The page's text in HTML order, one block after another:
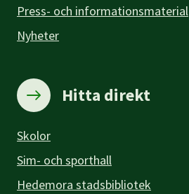
Press- och informationsmaterial
Nyheter
Hitta direkt
Skolor
Sim- och sporthall
Hedemora stadsbibliotek